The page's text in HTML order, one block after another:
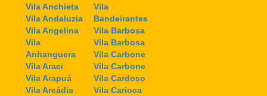
Vila Anchieta
Vila Andaluzia
Vila Angelina
Vila
Anhanguera
Vila Araci
Vila Arapuá
Vila Arcádia
Vila
Bandeirantes
Vila Barbosa
Vila Barbosa
Vila Carbone
Vila Carbone
Vila Cardoso
Vila Carioca